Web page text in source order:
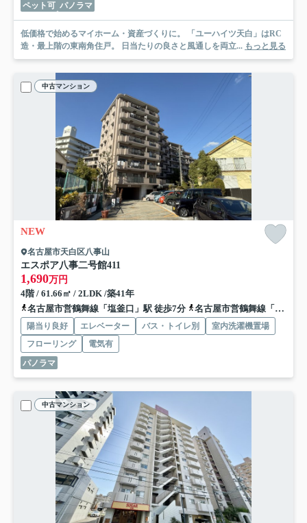
ペット可 パノラマ
低価格で始めるマイホーム・資産づくりに。 「ユーハイツ天白」はRC
造・最上階の東南角住戸。 日当たりの良さと風通しを両立... もっと見る
中古マンション
NEW
名古屋市天白区八事山
エスポア八事二号館411
1,690万円
4階 / 61.66㎡ / 2LDK /築41年
名古屋市営鶴舞線「塩釜口」駅 徒歩7分
名古屋市営鶴舞線「八事」駅 徒歩14分
陽当り良好 エレベーター バス・トイレ別
室内洗濯機置場
フローリング
電気有
パノラマ
中古マンション